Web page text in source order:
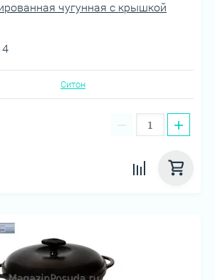
чугунная с крышкой
Ситон
− +